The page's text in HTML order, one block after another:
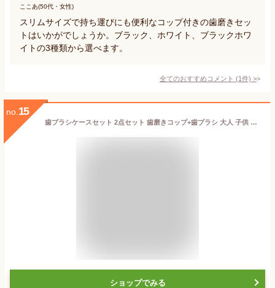
ここあ(50代・女性)
スリムサイズで持ち運びにも便利なコップ付きの歯磨きセッ
トはいかがでしょうか。ブラック、ホワイト、ブラックホワ
イトの3種類から選べます。
全てのおすすめコメント (1件) >
no. 15
歯ブラシケースセット 2点セット 歯磨きコップ+歯ブラシ 大人 子供 うがいコップ 歯磨きカップ 一体型 多機能 収納 コンパクト 超極細毛 出張 旅行 トラベル 持ち運び 携帯式 軽量 便利 防水 (グリーン)
ショップでみる